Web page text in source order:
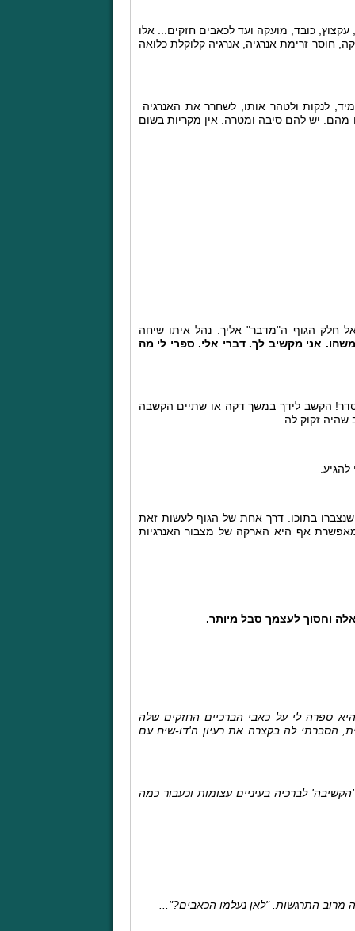
כובד, מועקה ועד לכאבים חזקים... אלו
חוסר זרימת אנרגיה, אנרגיה קלוקלת כלואה
לנקות ולטהר אותו, לשחרר את האנרגיה
מהם. יש להם סיבה ומטרה. אין מקריות בשום
הגוף ה"מדבר" אליך. נהל איתו שיחה
אני מקשיב לך. דברי אלי. ספרי לי מה
הקשב לידך במשך דקה או שתיים הקשבה
זקוק לה.
בתוכו. דרך אחת של הגוף לעשות זאת
אף היא הארקה של מצבור האנרגיות
וחסוך לעצמך סבל מיותר.
ספרה לי על כאבי הברכיים החזקים שלה
הסברתי לה בקצרה את רעיון ה'דו-שיח עם
לברכיה בעיניים עצומות וכעבור כמה
התרגשות. "לאן נעלמו הכאבים?"...